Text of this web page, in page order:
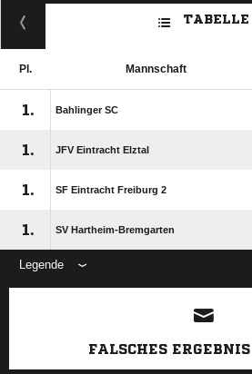
TABELLE
Pl. Mannschaft
1. Bahlinger SC
1. JFV Eintracht Elztal
1. SF Eintracht Freiburg 2
1. SV Hartheim-Bremgarten
Legende
ANZEIGE
FALSCHES